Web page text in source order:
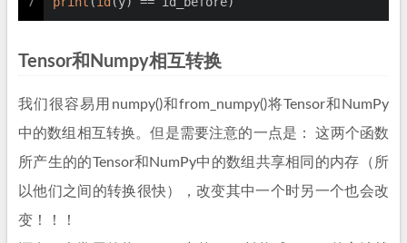
Tensor和Numpy相互转换
我们很容易用numpy()和from_numpy()将Tensor和NumPy
中的数组相互转换。但是需要注意的一点是： 这两个函数
所产生的的Tensor和NumPy中的数组共享相同的内存（所
以他们之间的转换很快），改变其中一个时另一个也会改
变！！！